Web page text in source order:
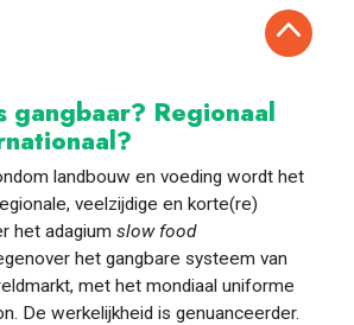
gangbaar? Regionaal
landbouw en voeding wordt het
veelzijdige en korte(re)
het adagium slow food
het gangbare systeem van
met het mondiaal uniforme
De werkelijkheid is genuanceerder.